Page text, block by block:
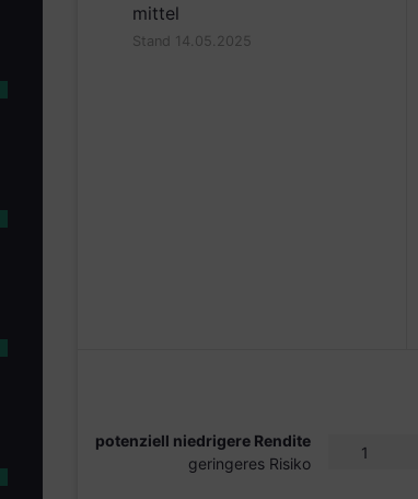
mittel
Stand 14.05.2025
potenziell niedrigere Rendite
geringeres Risiko
1